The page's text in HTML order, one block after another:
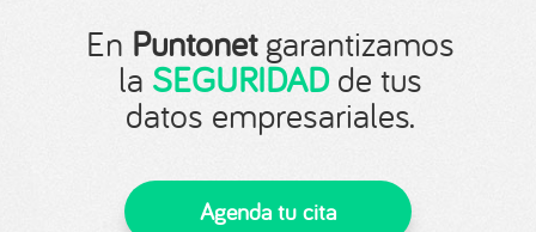
En Puntonetgarantizamos
la SEGURIDADde tus
datos empresariales.
Agenda tu cita